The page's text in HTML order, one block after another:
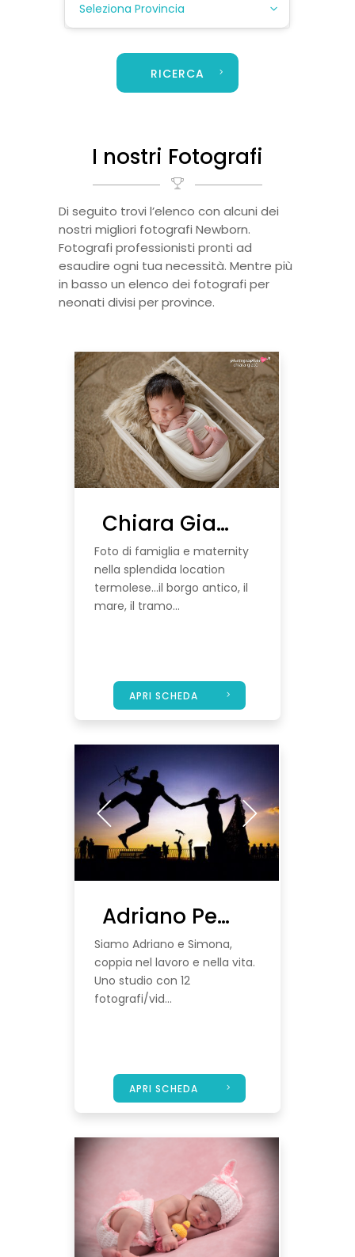
Seleziona Provincia
RICERCA
I nostri Fotografi
Di seguito trovi l’elenco con alcuni dei
nostri migliori fotografi Newborn.
Fotografi professionisti pronti ad
esaudire ogni tua necessità. Mentre più
in basso un elenco dei fotografi per
neonati divisi per province.
Chiara Giacò Fotografa
Foto di famiglia e maternity
nella splendida location
termolese...il borgo antico, il
mare, il tramo...
APRI SCHEDA
Adriano Perelli & Simona Cancelli
Siamo Adriano e Simona,
coppia nel lavoro e nella vita.
Uno studio con 12
fotografi/vid...
APRI SCHEDA